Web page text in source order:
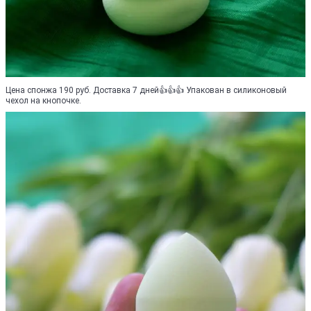
Цена спонжа 190 руб. Доставка 7 дней👍👍👍 Упакован в силиконовый
чехол на кнопочке.